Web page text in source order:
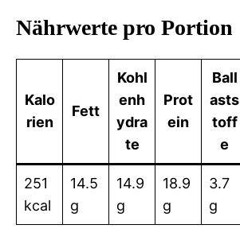
Nährwerte pro Portion
Kalo
rien
Fett
Kohl
enh
ydra
te
Prot
ein
Ball
asts
toff
e
251
kcal
14.5
g
14.9
g
18.9
g
3.7
g